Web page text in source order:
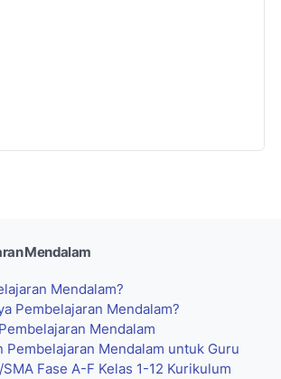
Mendalam
Mendalam?
Pembelajaran Mendalam?
Mendalam
Pembelajaran Mendalam untuk Guru
Fase A-F Kelas 1-12 Kurikulum